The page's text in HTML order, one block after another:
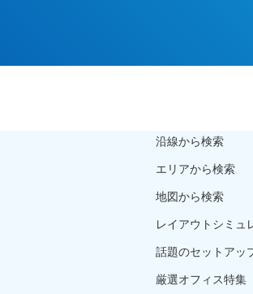
沿線から検索
エリアから検索
地図から検索
レイアウトシミュ
話題のセットアッ
厳選オフィス特集